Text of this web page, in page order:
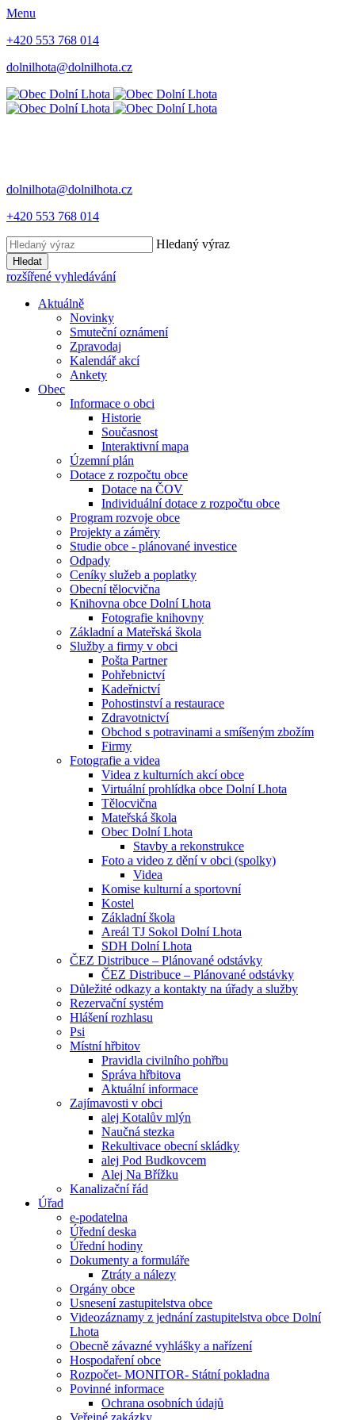
Menu
+420 553 768 014
dolnilhota@dolnilhota.cz
dolnilhota@dolnilhota.cz
+420 553 768 014
Hledaný výraz
Hledat
rozšířené vyhledávání
Aktuálně
Novinky
Smuteční oznámení
Zpravodaj
Kalendář akcí
Ankety
Obec
Informace o obci
Historie
Současnost
Interaktivní mapa
Územní plán
Dotace z rozpočtu obce
Dotace na ČOV
Individuální dotace z rozpočtu obce
Program rozvoje obce
Projekty a záměry
Studie obce - plánované investice
Odpady
Ceníky služeb a poplatky
Obecní tělocvična
Knihovna obce Dolní Lhota
Fotografie knihovny
Základní a Mateřská škola
Služby a firmy v obci
Pošta Partner
Pohřebnictví
Kadeřnictví
Pohostinství a restaurace
Zdravotnictví
Obchod s potravinami a smíšeným zbožím
Firmy
Fotografie a videa
Videa z kulturních akcí obce
Virtuální prohlídka obce Dolní Lhota
Tělocvična
Mateřská škola
Obec Dolní Lhota
Stavby a rekonstrukce
Foto a video z dění v obci (spolky)
Videa
Komise kulturní a sportovní
Kostel
Základní škola
Areál TJ Sokol Dolní Lhota
SDH Dolní Lhota
ČEZ Distribuce – Plánované odstávky
ČEZ Distribuce – Plánované odstávky
Důležité odkazy a kontakty na úřady a služby
Rezervační systém
Hlášení rozhlasu
Psi
Místní hřbitov
Pravidla civilního pohřbu
Správa hřbitova
Aktuální informace
Zajímavosti v obci
alej Kotalův mlýn
Naučná stezka
Rekultivace obecní skládky
alej Pod Budkovcem
Alej Na Břížku
Kanalizační řád
Úřad
e-podatelna
Úřední deska
Úřední hodiny
Dokumenty a formuláře
Ztráty a nálezy
Orgány obce
Usnesení zastupitelstva obce
Videozáznamy z jednání zastupitelstva obce Dolní
Lhota
Obecně závazné vyhlášky a nařízení
Hospodaření obce
Rozpočet- MONITOR- Státní pokladna
Povinné informace
Ochrana osobních údajů
Veřejné zakázky